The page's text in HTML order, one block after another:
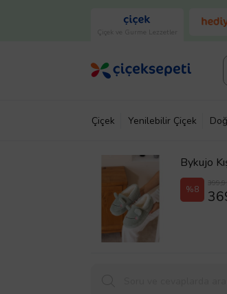
Çiçek ve Gurme Lezzetler
Çiçek Yenilebilir Çiçek
Bykujo
%8